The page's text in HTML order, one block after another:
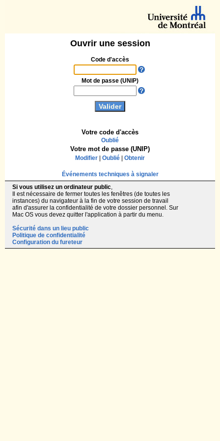
Ouvrir une session
Code d'accès
Votre code d'accès
Oublié
Mot de passe (UNIP)
Votre mot de passe (UNIP)
Modifier Oublié Obtenir
Événements techniques à signaler
Si vous utilisez un ordinateur public,
Il est nécessaire de fermer toutes les fenêtres (de toutes les
instances) du navigateur à la fin de votre session de travail
afin d'assurer la confidentialité de votre dossier personnel. Sur
Mac OS vous devez quitter l'application à partir du menu.
Sécurité dans un lieu public
Politique de confidentialité
Configuration du fureteur